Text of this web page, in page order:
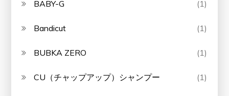
BABY-G (1)
Bandicut (1)
BUBKA ZERO (1)
CU（チャップアップ）シャンプー (1)